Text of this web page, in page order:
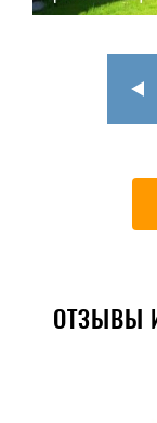
ОТЗЫВЫ